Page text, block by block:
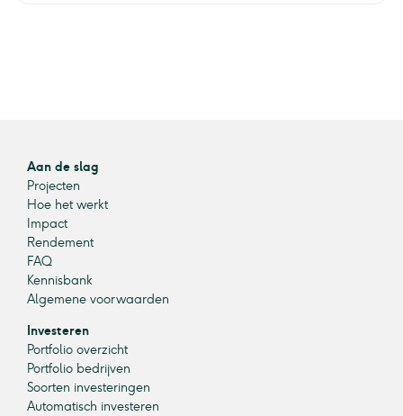
Aan de slag
Projecten
Hoe het werkt
Impact
Rendement
FAQ
Kennisbank
Algemene voorwaarden
Investeren
Portfolio overzicht
Portfolio bedrijven
Soorten investeringen
Automatisch investeren